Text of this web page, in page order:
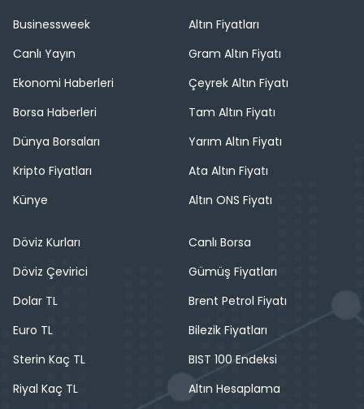
Businessweek
Canlı Yayın
Ekonomi Haberleri
Borsa Haberleri
Dünya Borsaları
Kripto Fiyatları
Künye
Altın Fiyatları
Gram Altın Fiyatı
Çeyrek Altın Fiyatı
Tam Altın Fiyatı
Yarım Altın Fiyatı
Ata Altın Fiyatı
Altın ONS Fiyatı
Döviz Kurları
Döviz Çevirici
Dolar TL
Euro TL
Sterin Kaç TL
Riyal Kaç TL
Canlı Borsa
Gümüş Fiyatları
Brent Petrol Fiyatı
Bilezik Fiyatları
BIST 100 Endeksi
Altın Hesaplama